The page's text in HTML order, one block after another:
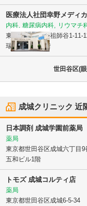
医療法人社団幸野メディ
内科, 糖尿病内科, リウマチ
東京都世田谷区祖師谷1-11-
瑞穂ビル2階3階
世田谷区(
成城クリニック 近
日本調剤 成城学園前薬局
薬局
東京都世田谷区成城六丁目9
五和ビル1階
トモズ 成城コルティ店
薬局
東京都世田谷区成城6-5-34